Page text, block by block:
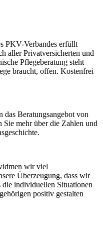
PKV-Verbandes erfüllt
aller Privatversicherten und
Pflegeberatung steht
braucht, offen. Kostenfrei
das Beratungsangebot von
Sie mehr über die Zahlen und
wir viel
Überzeugung, dass wir
die individuellen Situationen
positiv gestalten